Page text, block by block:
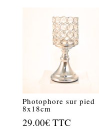
Photophore sur pied
8x18cm
29.00€ TTC